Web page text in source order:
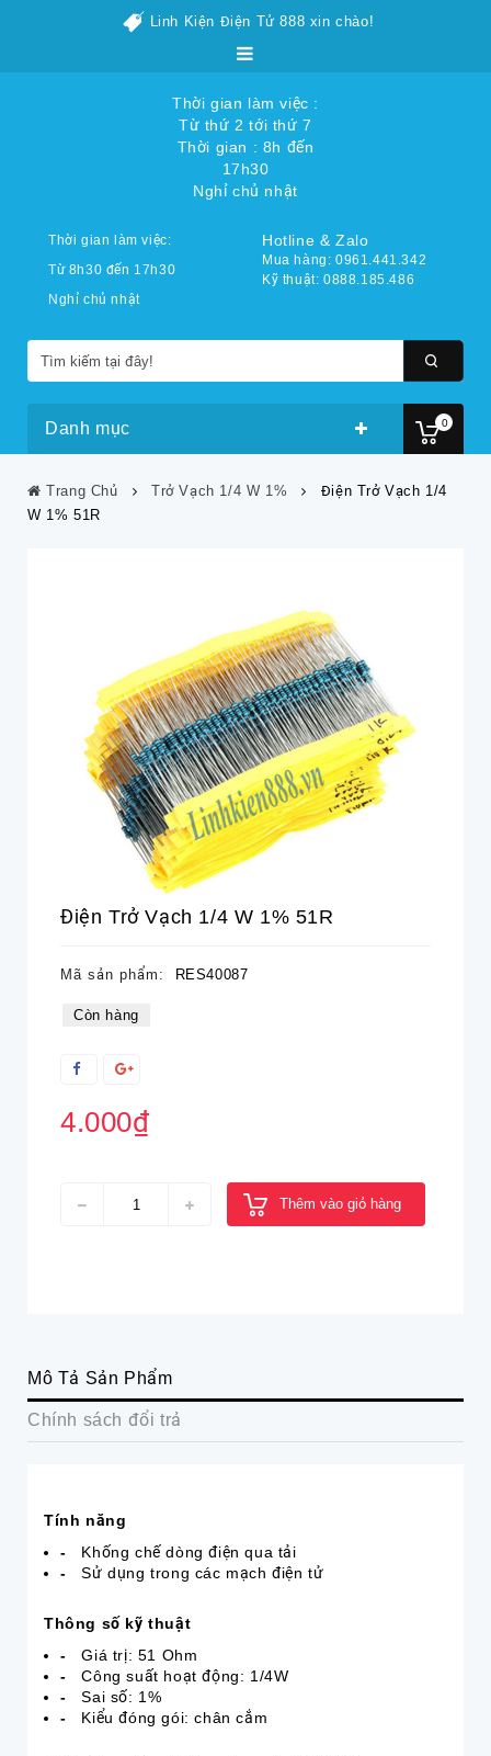
Linh Kiện Điện Tử 888 xin chào!
Thời gian làm việc :
Từ thứ 2 tới thứ 7
Thời gian : 8h đến
17h30
Nghỉ chủ nhật
0
Thời gian làm việc:
Từ 8h30 đến 17h30
Nghỉ chủ nhật
Hotline & Zalo
Mua hàng: 0961.441.342
Kỹ thuật: 0888.185.486
Danh mục
Trang Chủ Trở Vạch 1/4 W 1%
Điện Trở Vạch 1/4
W 1% 51R
Điện Trở Vạch 1/4 W 1% 51R
Mã sản phẩm: RES40087
Còn hàng
4.000₫
Thêm vào giỏ hàng
Mô Tả Sản Phẩm
Chính sách đổi trả
Tính năng
- Khống chế dòng điện qua tải
-Sử dụng trong các mạch điện tử
Thông số kỹ thuật
-Giá trị: 51 Ohm
-Công suất hoạt động: 1/4W
-Sai số: 1%
- Kiểu đóng gói: chân cắm